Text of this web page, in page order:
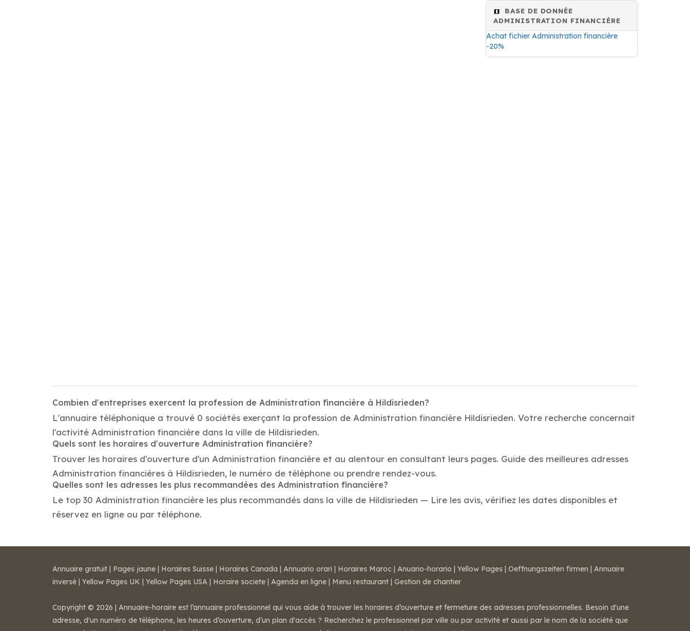
BASE DE DONNÉE
ADMINISTRATION FINANCIÈRE
Achat fichier Administration financière
-20%
Combien d'entreprises exercent la profession de Administration financière à Hildisrieden?
L'annuaire téléphonique a trouvé 0 sociétés exerçant la profession de Administration financière Hildisrieden. Votre recherche concernait
l'activité Administration financière dans la ville de Hildisrieden.
Quels sont les horaires d'ouverture Administration financière?
Trouver les horaires d'ouverture d'un Administration financière et au alentour en consultant leurs pages. Guide des meilleures adresses
Administration financières à Hildisrieden, le numéro de téléphone ou prendre rendez-vous.
Quelles sont les adresses les plus recommandées des Administration financière?
Le top 30 Administration financière les plus recommandés dans la ville de Hildisrieden — Lire les avis, vérifiez les dates disponibles et
réservez en ligne ou par téléphone.
Annuaire gratuit | Pages jaune | Horaires Suisse | Horaires Canada | Annuario orari | Horaires Maroc | Anuario-horario | Yellow Pages | Oeffnungszeiten firmen | Annuaire
inversé | Yellow Pages UK | Yellow Pages USA | Horaire societe | Agenda en ligne | Menu restaurant | Gestion de chantier
Copyright © 2026 | Annuaire-horaire est l’annuaire professionnel qui vous aide à trouver les horaires d’ouverture et fermeture des adresses professionnelles. Besoin d'une
adresse, d'un numéro de téléphone, les heures d’ouverture, d’un plan d'accès ? Recherchez le professionnel par ville ou par activité et aussi par le nom de la société que